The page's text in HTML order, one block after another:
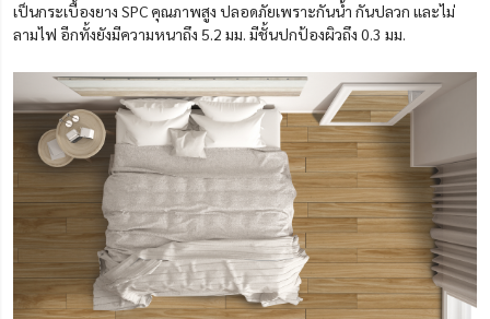
เป็นกระเบื้องยาง SPC คุณภาพสูง ปลอดภัยเพราะกันน้ำ กันปลวก และไม่
ลามไฟ อีกทั้งยังมีความหนาถึง 5.2 มม. มีชั้นปกป้องผิวถึง 0.3 มม.